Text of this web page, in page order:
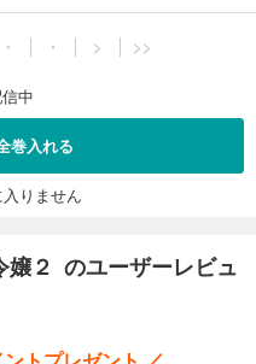
・ ・ > >>
中
巻入れる
りません
嬢２ のユーザーレビュ